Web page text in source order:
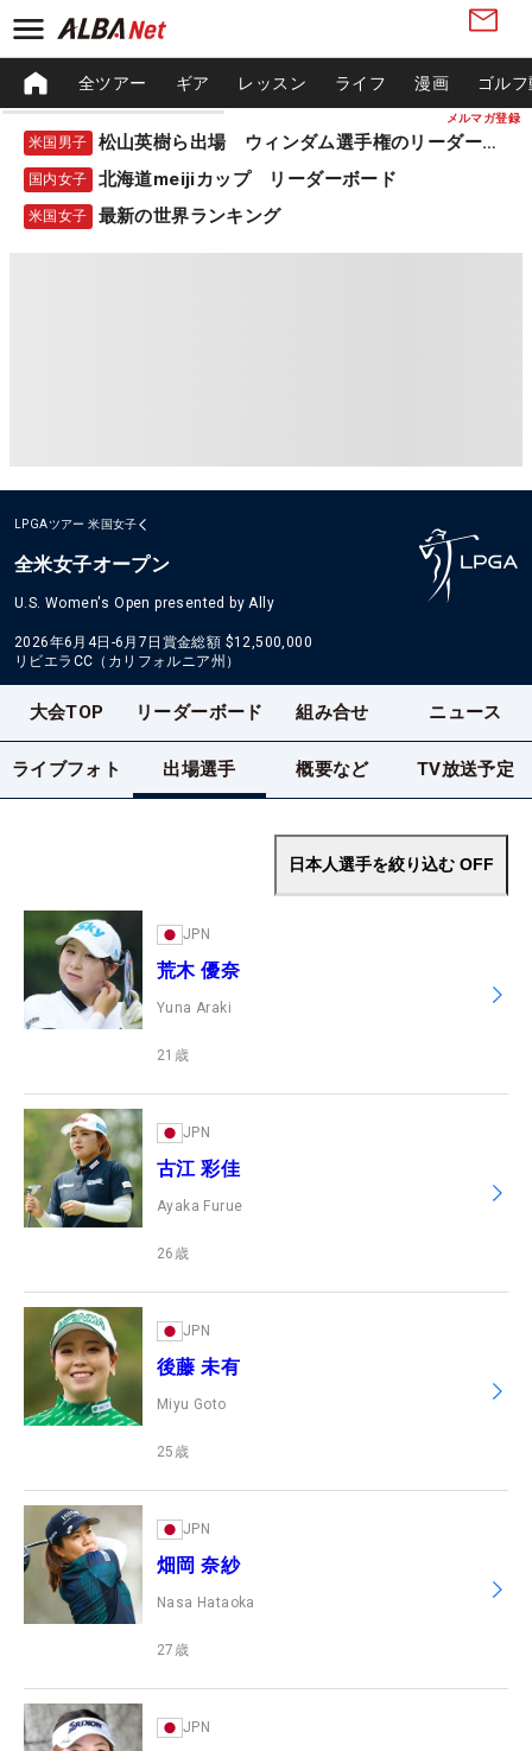
メルマガ登録
全ツアー ギア レッスン ライフ 漫画 ゴル
米国男子 松山英樹ら出場 ウィンダム選手権のリーダーボード
国内女子 北海道meijiカップ リーダーボード
米国女子 最新の世界ランキング
LPGAツアー 米国女子
全米女子オープン
U.S. Women's Open presented by Ally
2026年6月4日-6月7日 賞金総額 $12,500,000
リビエラCC（カリフォルニア州）
大会TOP リーダーボード 組み合せ ニュース
ライブフォト 出場選手 概要など TV放送予定
日本人選手を絞り込む OFF
JPN
荒木 優奈
Yuna Araki
21 歳
JPN
古江 彩佳
Ayaka Furue
26 歳
JPN
後藤 未有
Miyu Goto
25 歳
JPN
畑岡 奈紗
Nasa Hataoka
27 歳
JPN